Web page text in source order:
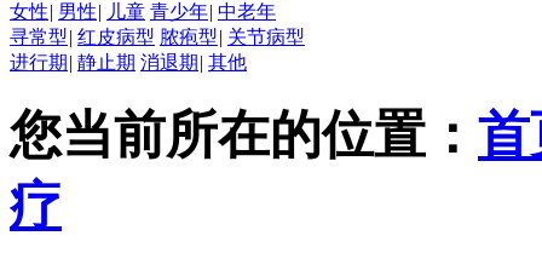
女性| 男性| 儿童 青少年| 中老年
寻常型| 红皮病型 脓疱型| 关节病型
进行期 | 静止期 消退期 | 其他
您当前所在的位置： 首
疗